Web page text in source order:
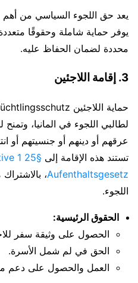
يعد حق اللجوء السياسي من أهم
يوفر حماية شاملة وحقوقًا
محددة لضمان الحفاظ عليه.
3. إقامة اللاجئين
لطالبي اللجوء في المانيا،
عرقهم أو دينهم أو جنسيتهم أو
تستند هذه الإقامة إلى
1
Aufenthaltsgesetz
اللجوء.
الحقوق الرئيسية:
الحصول على وثيقة سفر
الحق في لم شمل الأسرة.
العمل والحصول على دعم